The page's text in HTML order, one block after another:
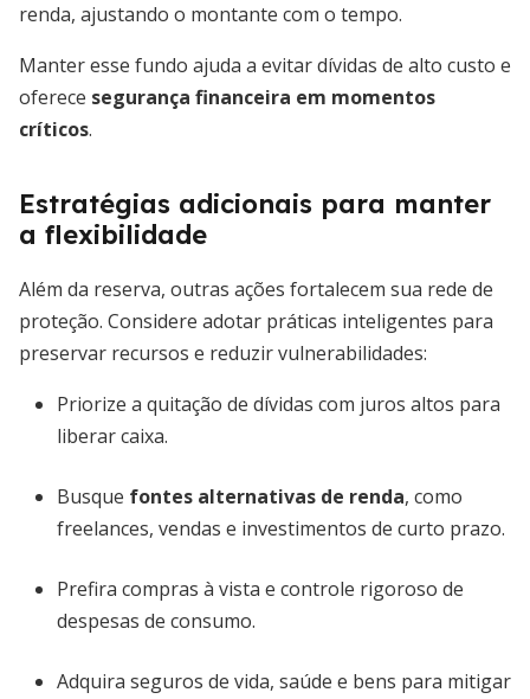
renda, ajustando o montante com o tempo.
Manter esse fundo ajuda a evitar dívidas de alto custo e
oferece segurança financeira em momentos
críticos.
Estratégias adicionais para manter
a flexibilidade
Além da reserva, outras ações fortalecem sua rede de
proteção. Considere adotar práticas inteligentes para
preservar recursos e reduzir vulnerabilidades:
Priorize a quitação de dívidas com juros altos para
liberar caixa.
Busque fontes alternativas de renda, como
freelances, vendas e investimentos de curto prazo.
Prefira compras à vista e controle rigoroso de
despesas de consumo.
Adquira seguros de vida, saúde e bens para mitigar